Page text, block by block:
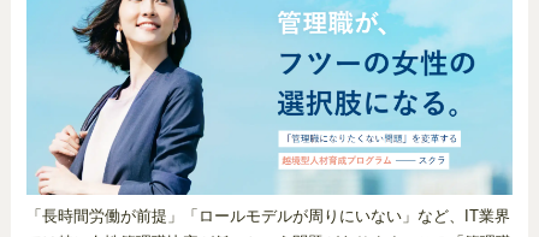
「長時間労働が前提」「ロールモデルが周りにいない」など、IT業界